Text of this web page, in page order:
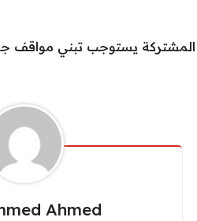
يستوجب تبني مواقف
Ahmed